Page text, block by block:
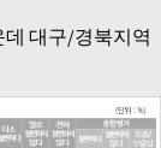
데 대구/경북지역